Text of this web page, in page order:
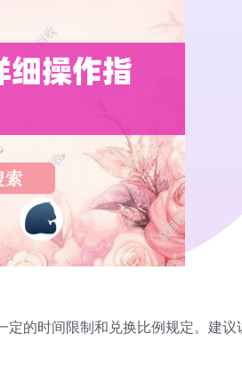
的时间限制和兑换比例规定。建